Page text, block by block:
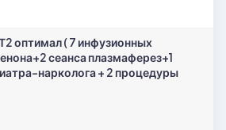
( 7 инфузионных
сеанса плазмаферез+1
нарколога + 2 процедуры